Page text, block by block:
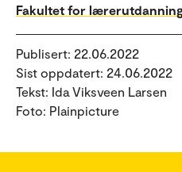
Fakultet for
Publisert: 22.06.2022
Sist oppdatert: 24.06.2022
Tekst: Ida Viksveen Larsen
Foto: Plainpicture